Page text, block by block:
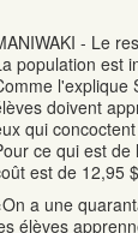
- Le
population est
l'explique
doivent
qui
ce qui est
est de 12,95
a une
élèves